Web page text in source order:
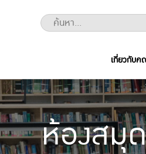
เกี่ยวกับค
ห้องสมุ